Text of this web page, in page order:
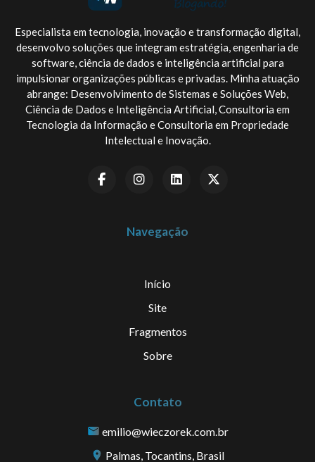
Especialista em tecnologia, inovação e transformação digital,
desenvolvo soluções que integram estratégia, engenharia de
software, ciência de dados e inteligência artificial para
impulsionar organizações públicas e privadas. Minha atuação
abrange: Desenvolvimento de Sistemas e Soluções Web,
Ciência de Dados e Inteligência Artificial, Consultoria em
Tecnologia da Informação e Consultoria em Propriedade
Intelectual e Inovação.
Navegação
Início
Site
Fragmentos
Sobre
Contato
emilio@wieczorek.com.br
Palmas, Tocantins, Brasil